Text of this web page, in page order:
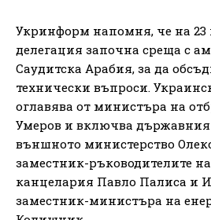
Укринформ напомня, че на 23
делегация започна среща с
Саудитска Арабия, за да
технически въпроси.
оглавява от министъра на
Умеров и включва държавния
външното министерство
заместник-ръководителите
канцелария Павло Палиса и
заместник-министъра на